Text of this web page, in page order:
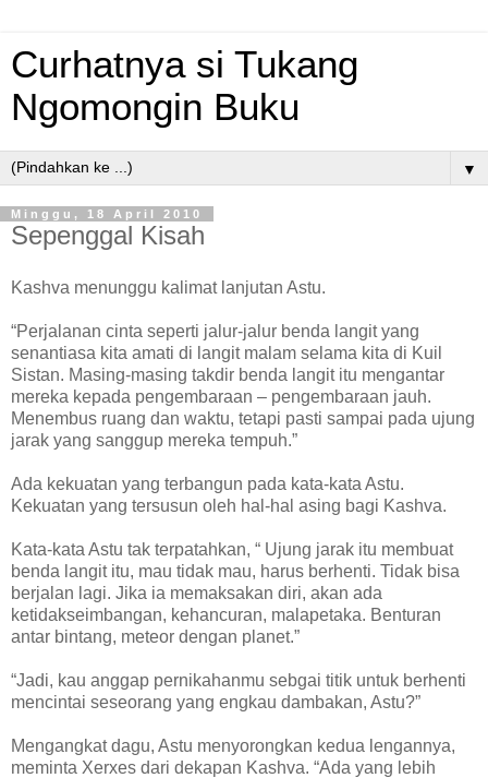
Curhatnya si Tukang
Ngomongin Buku
▼
Minggu, 18 April 2010
Sepenggal Kisah
Kashva menunggu kalimat lanjutan Astu.
“Perjalanan cinta seperti jalur-jalur benda langit yang
senantiasa kita amati di langit malam selama kita di Kuil
Sistan. Masing-masing takdir benda langit itu mengantar
mereka kepada pengembaraan – pengembaraan jauh.
Menembus ruang dan waktu, tetapi pasti sampai pada ujung
jarak yang sanggup mereka tempuh.”
Ada kekuatan yang terbangun pada kata-kata Astu.
Kekuatan yang tersusun oleh hal-hal asing bagi Kashva.
Kata-kata Astu tak terpatahkan, “ Ujung jarak itu membuat
benda langit itu, mau tidak mau, harus berhenti. Tidak bisa
berjalan lagi. Jika ia memaksakan diri, akan ada
ketidakseimbangan, kehancuran, malapetaka. Benturan
antar bintang, meteor dengan planet.”
“Jadi, kau anggap pernikahanmu sebgai titik untuk berhenti
mencintai seseorang yang engkau dambakan, Astu?”
Mengangkat dagu, Astu menyorongkan kedua lengannya,
meminta Xerxes dari dekapan Kashva. “Ada yang lebih